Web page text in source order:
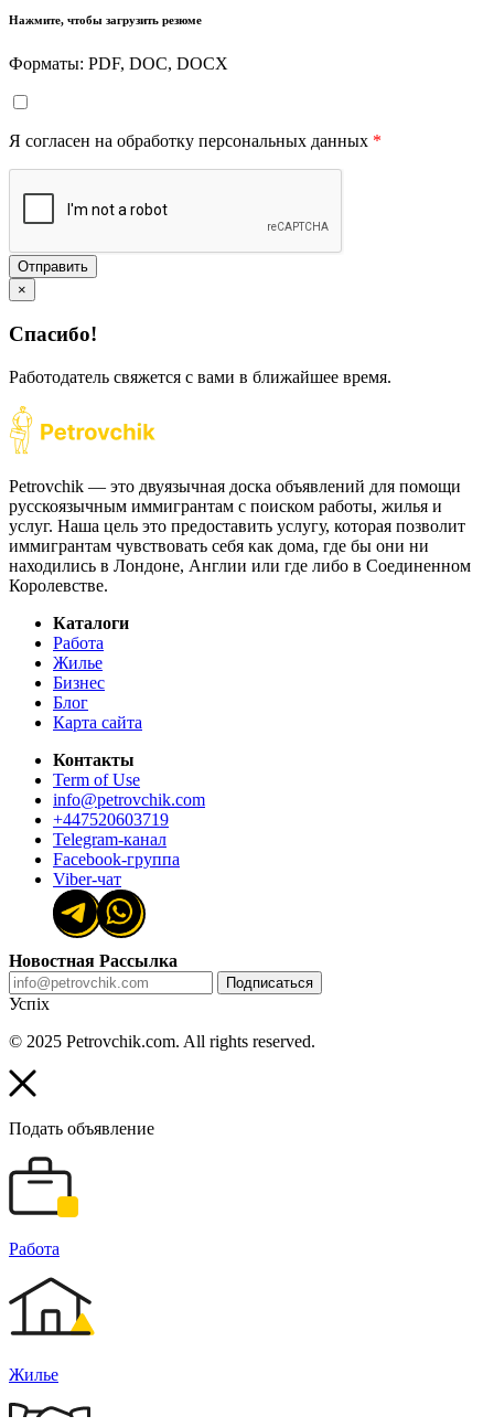
Нажмите, чтобы загрузить резюме
Форматы: PDF, DOC, DOCX
Я согласен на обработку персональных данных *
Отправить
×
Спасибо!
Работодатель свяжется с вами в ближайшее время.
Petrovchik — это двуязычная доска объявлений для помощи
русскоязычным иммигрантам с поиском работы, жилья и
услуг. Наша цель это предоставить услугу, которая позволит
иммигрантам чувствовать себя как дома, где бы они ни
находились в Лондоне, Англии или где либо в Соединенном
Королевстве.
Каталоги
Работа
Жилье
Бизнес
Блог
Карта сайта
Контакты
Term of Use
info@petrovchik.com
+447520603719
Telegram-канал
Facebook-группа
Viber-чат
Новостная Рассылка
Подписаться
Успіх
© 2025 Petrovchik.com. All rights reserved.
Подать объявление
Работа
Жилье